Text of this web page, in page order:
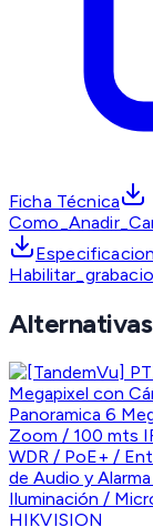
Ficha Técnica
HIKVISION